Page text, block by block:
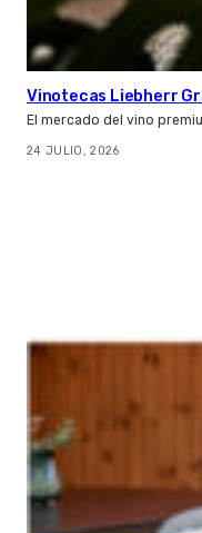
Vinotecas Liebherr
El mercado del vino
24 JULIO, 2026